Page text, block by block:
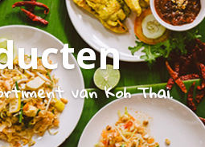
van Koh Thai.